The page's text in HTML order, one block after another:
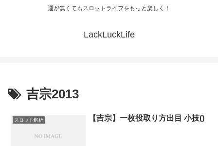
運が無くてもスロットライフをもっと楽しく！
LackLuckLife
吉宗2013
スロット解析 【吉宗】一枚役取り方出目 小技()